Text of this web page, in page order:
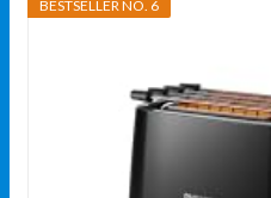
BESTSELLER NO. 6